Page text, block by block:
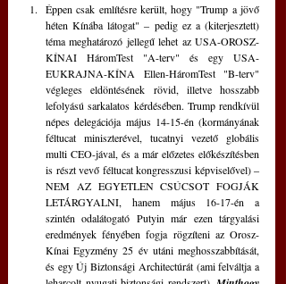
Éppen csak említésre került, hogy "Trump a jövő
héten Kínába látogat" ‒ pedig ez a (kiterjesztett)
téma meghatározó jellegű lehet az USA-OROSZ-
KÍNAI HáromTest "A-terv" és egy USA-
EUKRAJNA-KÍNA Ellen-HáromTest "B-terv"
végleges eldöntésének rövid, illetve hosszabb
lefolyású sarkalatos kérdésében. Trump rendkívül
népes delegációja május 14-15-én (kormányának
féltucat miniszterével, tucatnyi vezető globális
multi CEO-jával, és a már előzetes előkészítésben
is részt vevő féltucat kongresszusi képviselővel) ‒
NEM AZ EGYETLEN CSÚCSOT FOGJÁK
LETÁRGYALNI, hanem május 16-17-én a
szintén odalátogató Putyin már ezen tárgyalási
eredmények fényében fogja rögzíteni az Orosz-
Kínai Egyzmény 25 év utáni meghosszabbítását,
és egy Új Biztonsági Architectúrát (ami felváltja a